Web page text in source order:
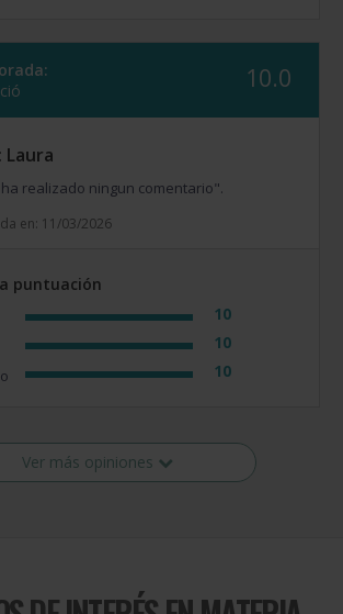
10.0
Laura
realizado ningun comentario".
en: 11/03/2026
puntuación
10
10
10
Ver más opiniones